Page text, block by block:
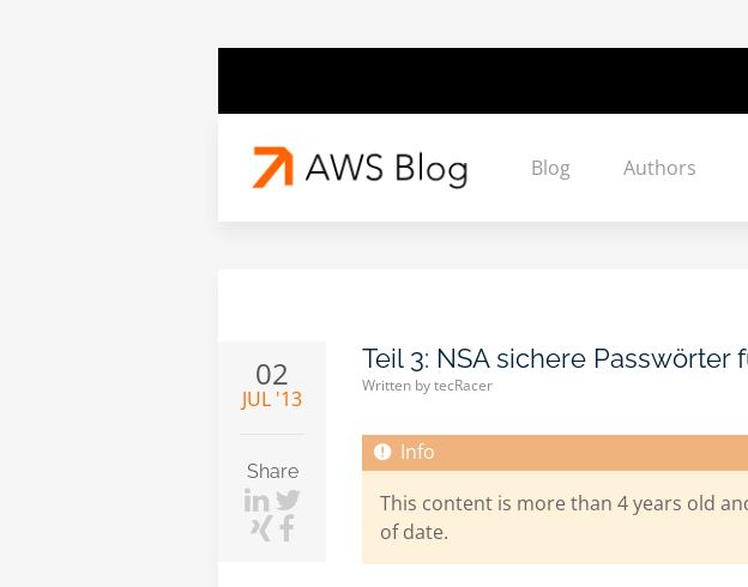
Blog Authors
02
JUL '13
Share
Teil 3: NSA sichere Passwörter
Written by tecRacer
This content is more than 4 years old
of date.